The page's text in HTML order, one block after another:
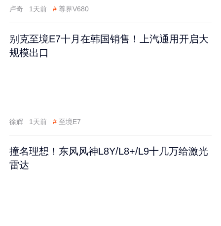
卢奇 1天前 # 尊界V680
别克至境E7十月在韩国销售！上汽通用开启大
规模出口
徐辉 1天前 # 至境E7
撞名理想！东风风神L8Y/L8+/L9十几万给激光
雷达